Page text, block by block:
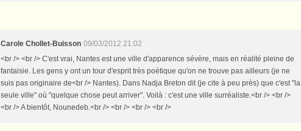
Carole Chollet-Buisson 09/03/2012 21:02
<br /> <br /> C'est vrai, Nantes est une ville d'apparence sévère, mais en réalité pleine de
fantaisie. Les gens y ont un tour d'esprit très poétique qu'on ne trouve pas ailleurs (je ne
suis pas originaire de<br /> Nantes). Dans Nadja Breton dit (je cite à peu près) que c'est "la
seule ville" où "quelque chose peut arriver". Voilà : c'est une ville surréaliste.<br /> <br />
<br /> A bientôt, Nounedeb.<br /> <br /> <br /> <br />